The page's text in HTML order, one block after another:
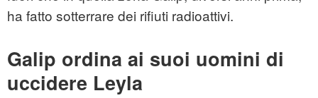
ha fatto sotterrare dei rifiuti radioattivi.
Galip ordina ai suoi uomini di
uccidere Leyla